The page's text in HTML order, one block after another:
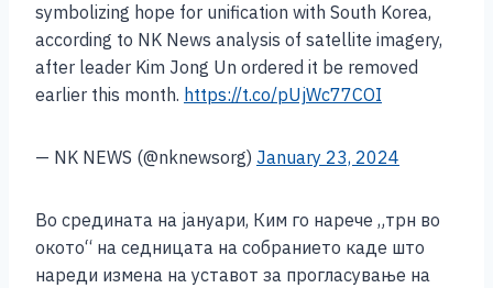
symbolizing hope for unification with South Korea,
according to NK News analysis of satellite imagery,
after leader Kim Jong Un ordered it be removed
earlier this month. https://t.co/pUjWc77COI
— NK NEWS (@nknewsorg) January 23, 2024
Во средината на јануари, Ким го нарече „трн во
окото“ на седницата на собранието каде што
нареди измена на уставот за прогласување на